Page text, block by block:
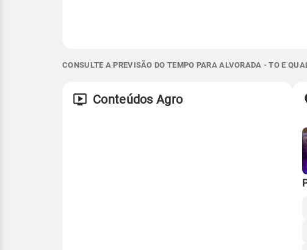
CONSULTE A PREVISÃO DO TEMPO PARA ALVORADA - TO E
Conteúdos Agro